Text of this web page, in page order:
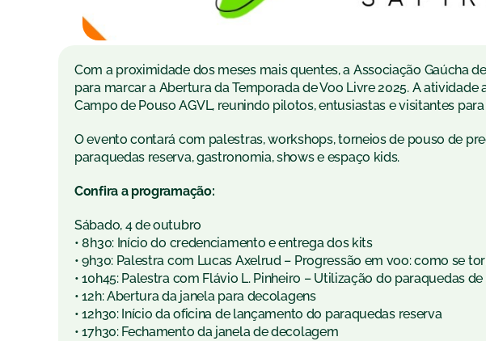
Com a proximidade dos meses mais quentes, a Associação Gaúcha
para marcar a Abertura da Temporada de Voo Livre 2025. A atividade
Campo de Pouso AGVL, reunindo pilotos, entusiastas e visitantes
O evento contará com palestras, workshops, torneios de pouso de
paraquedas reserva, gastronomia, shows e espaço kids.
Confira a programação:
Sábado, 4 de outubro
• 8h30: Início do credenciamento e entrega dos kits
• 9h30: Palestra com Lucas Axelrud – Progressão em voo: como se
• 10h45: Palestra com Flávio L. Pinheiro – Utilização do paraquedas
• 12h: Abertura da janela para decolagens
• 12h30: Início da oficina de lançamento do paraquedas reserva
• 17h30: Fechamento da janela de decolagem